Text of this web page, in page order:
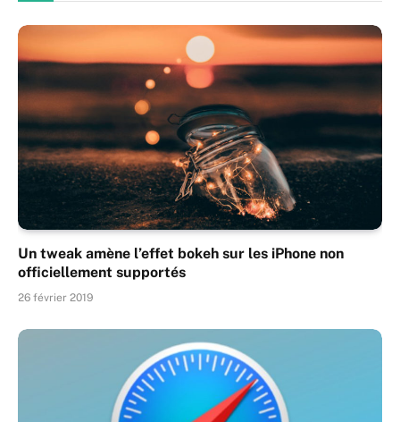
Un tweak amène l’effet bokeh sur les iPhone non
officiellement supportés
26 février 2019